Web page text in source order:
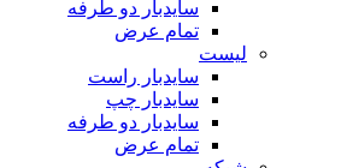
سایدبار دو طرفه
تمام عرض
لیست
سایدبار راست
سایدبار چپ
سایدبار دو طرفه
تمام عرض